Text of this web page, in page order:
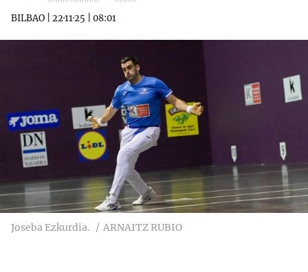
BILBAO 22·11·25 08:01
Joseba Ezkurdia. ARNAITZ RUBIO